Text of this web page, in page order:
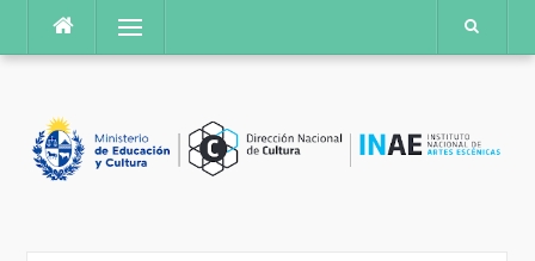
contenido
Menú